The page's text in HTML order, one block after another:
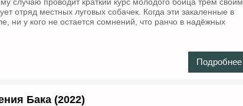
отряд местных луговых собачек. Когда эти закаленные в
ни у кого не остается сомнений, что ранчо в надёжных
Подробнее
Бака (2022)